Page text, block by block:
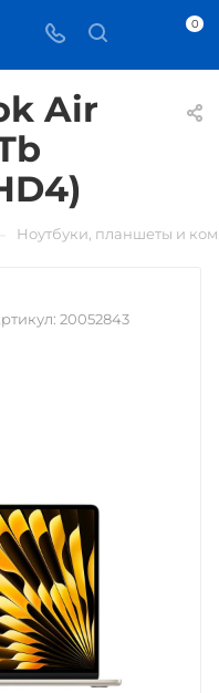
0
Air
Ноутбуки, планшеты и
20052843